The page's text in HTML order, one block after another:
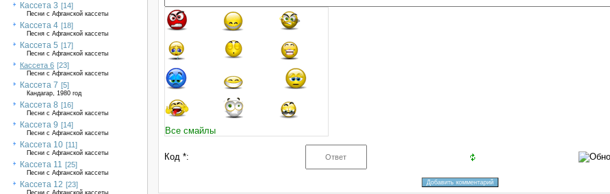
Кассета 3 [14]
Песни с Афганской кассеты
Кассета 4 [18]
Песня с Афганской кассеты
Кассета 5 [17]
Песни с Афганской кассеты
Кассета 6 [23]
Песни с Афганской кассеты
Кассета 7 [5]
Кандагар, 1980 год
Кассета 8 [16]
Песни с Афганской кассеты
Кассета 9 [14]
Песни с Афганской кассеты
Кассета 10 [11]
Песни с Афганской кассеты
Кассета 11 [25]
Песни с Афганской кассеты
Кассета 12 [23]
Песни с Афганской кассеты
Все смайлы
Код *: